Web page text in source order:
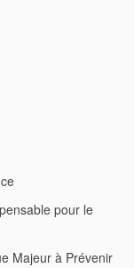
pour le
Majeur à Prévenir